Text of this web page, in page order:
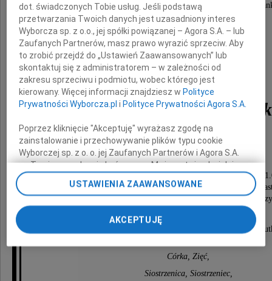
najukochańsza Mama, Teściowa, Ciocia i
Izabella Weiss-Hrycak
Urodzona w Krakowie
Msza święta żałobna odprawiona zostanie
w czwartek dnia 27 maja 2021 roku o godzinie
w kaplicy na cmentarzu Salwatorskim, po czym
odprowadzenie Zmarłej na miejsce wiecznego
O czym zawiadamiają pogrążeni w głębokim
Córka, Zięć,
Siostrzenica, Siostrzeniec,
dot. świadczonych Tobie usług. Jeśli podstawą
przetwarzania Twoich danych jest uzasadniony interes
Wyborcza sp. z o.o., jej spółki powiązanej – Agora S.A. – lub
Zaufanych Partnerów, masz prawo wyrazić sprzeciw. Aby
to zrobić przejdź do „Ustawień Zaawansowanych” lub
skontaktuj się z administratorem – w zależności od
zakresu sprzeciwu i podmiotu, wobec którego jest
kierowany. Więcej informacji znajdziesz w Polityce
Prywatności Wyborcza.pl i Polityce Prywatności Agora S.A.
Poprzez kliknięcie "Akceptuję" wyrażasz zgodę na
zainstalowanie i przechowywanie plików typu cookie
Wyborczej sp. z o. o. jej Zaufanych Partnerów i Agora S.A.
na Twoim urządzeniu końcowym. Możesz też w każdej
chwili zmienić swoje preferencje dot. plików cookie,
ponownie wywołując narzędzie do zarządzania Twoimi
odnośnik „Ustawienia prywatności” w stopce serwisu i
przechodząc do sekcji „Ustawienia zaawansowane”.
pomocą ustawień przeglądarki.
My, nasi Zaufani Partnerzy i Agora S.A. możemy
USTAWIENIA ZAAWANSOWANE
AKCEPTUJĘ